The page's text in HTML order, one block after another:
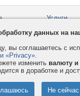
Услуги
данных на
вы соглашаетесь с
«Privacy».
изменить валюту
в доработке и